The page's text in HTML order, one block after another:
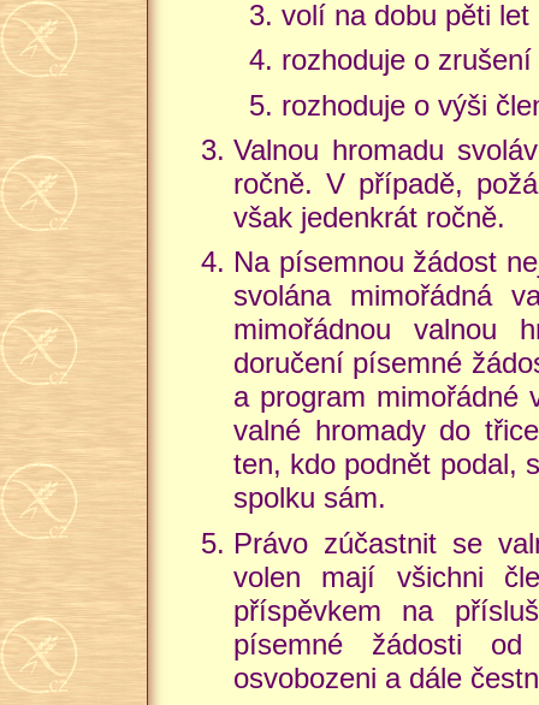
volí na dobu pěti
rozhoduje o
rozhoduje o výši
Valnou hromadu
ročně. V případě,
však jedenkrát ročně.
Na písemnou žádost
svolána mimořádná
mimořádnou valnou
doručení písemné
a program mimořádné
valné hromady do
ten, kdo podnět podal,
spolku sám.
Právo zúčastnit se
volen mají všichni
příspěvkem na
písemné žádosti
osvobozeni a dále